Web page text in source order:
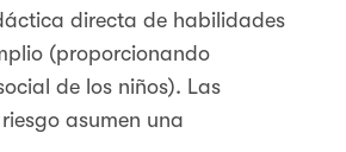
directa de habilidades
(proporcionando
de los niños). Las
asumen una